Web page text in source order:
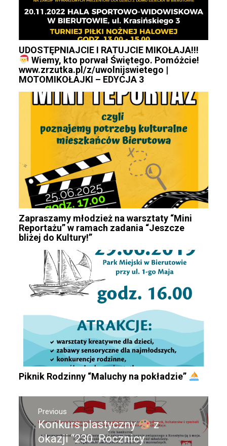
UDOSTĘPNIAJCIE I RATUJCIE MIKOŁAJA!!!
Wiemy, kto porwał Świętego. Pomóżcie!
www.zrzutka.pl/z/uwolnijswietego |
MOTOMIKOŁAJKI – EDYCJA 3
Zapraszamy młodzież na warsztaty “Mini
Reportażu” w ramach zadania “Jeszcze
bliżej do Kultury!”
Piknik Rodzinny “Maluchy na pokładzie”
Nawigacja
wpisuPrevious
Previous
post:
Konkurs plastyczny
z
okazji “230. Rocznicy